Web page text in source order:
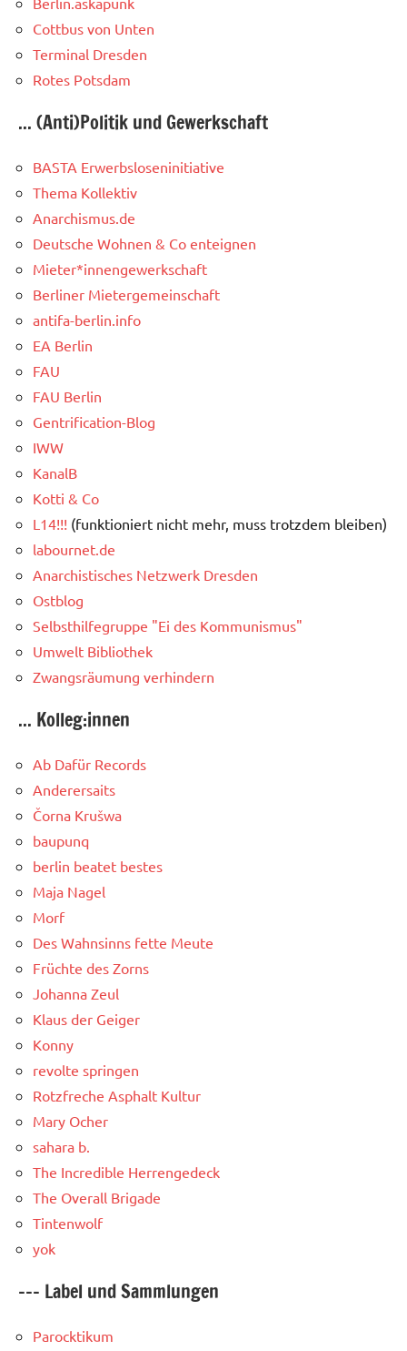
Cottbus von Unten
Terminal Dresden
Rotes Potsdam
... (Anti)Politik und Gewerkschaft
BASTA Erwerbsloseninitiative
Thema Kollektiv
Anarchismus.de
Deutsche Wohnen & Co enteignen
Mieter*innengewerkschaft
Berliner Mietergemeinschaft
antifa-berlin.info
EA Berlin
FAU
FAU Berlin
Gentrification-Blog
IWW
KanalB
Kotti & Co
L14!!! (funktioniert nicht mehr, muss trotzdem bleiben)
labournet.de
Anarchistisches Netzwerk Dresden
Ostblog
Selbsthilfegruppe "Ei des Kommunismus"
Umwelt Bibliothek
Zwangsräumung verhindern
... Kolleg:innen
Ab Dafür Records
Anderersaits
Čorna Krušwa
baupunq
berlin beatet bestes
Maja Nagel
Morf
Des Wahnsinns fette Meute
Früchte des Zorns
Johanna Zeul
Klaus der Geiger
Konny
revolte springen
Rotzfreche Asphalt Kultur
Mary Ocher
sahara b.
The Incredible Herrengedeck
The Overall Brigade
Tintenwolf
yok
--- Label und Sammlungen
Parocktikum